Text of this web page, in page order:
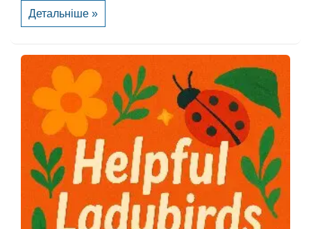
Культура
Детальніше »